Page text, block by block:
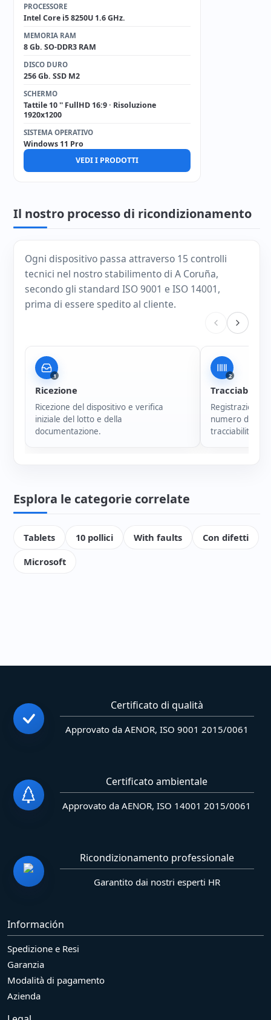
PROCESSORE
Intel Core i5 8250U 1.6 GHz.
MEMORIA RAM
8 Gb. SO-DDR3 RAM
DISCO DURO
256 Gb. SSD M2
SCHERMO
Tattile 10 '' FullHD 16:9 · Risoluzione
1920x1200
SISTEMA OPERATIVO
Windows 11 Pro
VEDI I PRODOTTI
Il nostro processo di ricondizionamento
Ogni dispositivo passa attraverso 15 controlli
tecnici nel nostro stabilimento di A Coruña,
secondo gli standard ISO 9001 e ISO 14001,
prima di essere spedito al cliente.
1
Ricezione
Ricezione del dispositivo e verifica
iniziale del lotto e della
documentazione.
2
Tracciabilità
Registrazione
numero di
tracciabilità di
Esplora le categorie correlate
Tablets 10 pollici With faults
Con difetti
Microsoft
Certificato di qualità
Approvato da AENOR, ISO 9001 2015/0061
Certificato ambientale
Approvato da AENOR, ISO 14001 2015/0061
Ricondizionamento professionale
Garantito dai nostri esperti HR
Información
Spedizione e Resi
Garanzia
Modalità di pagamento
Azienda